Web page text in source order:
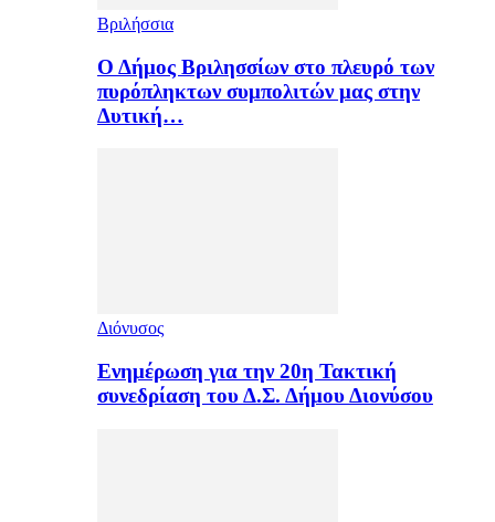
Βριλήσσια
Ο Δήμος Βριλησσίων στο πλευρό των
πυρόπληκτων συμπολιτών μας στην
Δυτική…
Διόνυσος
Ενημέρωση για την 20η Τακτική
συνεδρίαση του Δ.Σ. Δήμου Διονύσου